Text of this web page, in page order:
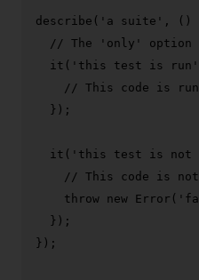
describe ( 'a suite' , ()
// The 'only'
it ( 'this test is run'
// This code is
  });
it ( 'this test is not
// This code is
throw new Error (
  });
});